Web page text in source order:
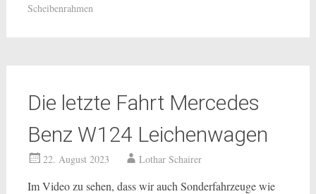
Scheibenrahmen
Die letzte Fahrt Mercedes
Benz W124 Leichenwagen
22. August 2023 Lothar Schairer
Im Video zu sehen, dass wir auch Sonderfahrzeuge wie